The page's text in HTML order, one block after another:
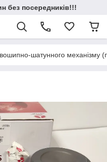
без посередників!!!
шатунного механізму